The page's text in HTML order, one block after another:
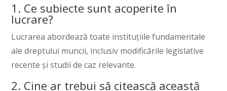
1. Ce subiecte sunt acoperite în
lucrare?
Lucrarea abordează toate instituțiile fundamentale
ale dreptului muncii, inclusiv modificările legislative
recente și studii de caz relevante.
2. Cine ar trebui să citească această